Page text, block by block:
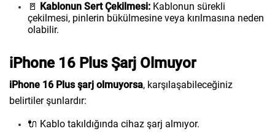
🚪 Kablonun Sert Çekilmesi: Kablonun sürekli
çekilmesi, pinlerin bükülmesine veya kırılmasına neden
olabilir.
iPhone 16 Plus Şarj Olmuyor
iPhone 16 Plus şarj olmuyorsa, karşılaşabileceğiniz
belirtiler şunlardır:
🔌 Kablo takıldığında cihaz şarj almıyor.